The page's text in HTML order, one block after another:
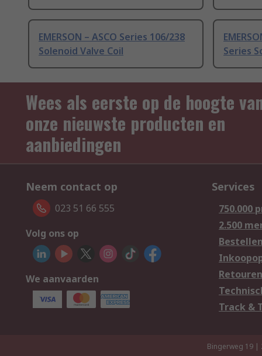
EMERSON – ASCO Series 106/238
Solenoid Valve Coil
Series
Wees als eerste op de hoogte
onze nieuwste producten en
aanbiedingen
Neem contact op
023 51 66 555
Volg ons op
We aanvaarden
Services
750.000
2.500
Bestellen
Retouren
Track &
Bingerweg 19 |